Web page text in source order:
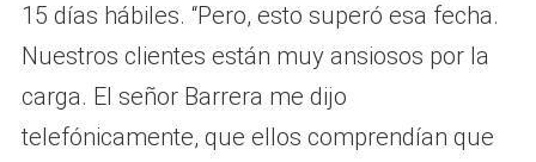
15 días hábiles. “Pero, esto superó esa fecha.
Nuestros clientes están muy ansiosos por la
carga. El señor Barrera me dijo
telefónicamente, que ellos comprendían que